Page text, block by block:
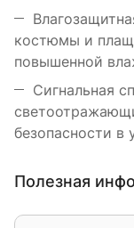
костюмы и
повышенной
Сигнальная
безопасности в
Полезная